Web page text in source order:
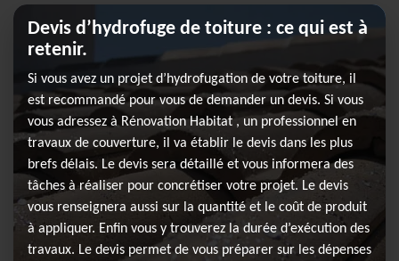
Devis d’hydrofuge de toiture : ce qui est à
retenir.
Si vous avez un projet d’hydrofugation de votre toiture, il
est recommandé pour vous de demander un devis. Si vous
vous adressez à Rénovation Habitat , un professionnel en
travaux de couverture, il va établir le devis dans les plus
brefs délais. Le devis sera détaillé et vous informera des
tâches à réaliser pour concrétiser votre projet. Le devis
vous renseignera aussi sur la quantité et le coût de produit
à appliquer. Enfin vous y trouverez la durée d’exécution des
travaux. Le devis permet de vous préparer sur les dépenses